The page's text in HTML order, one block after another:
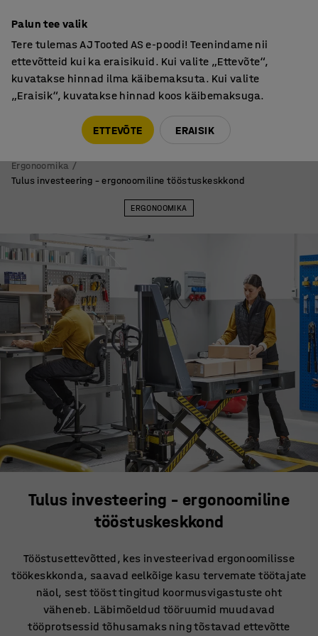
Pärnu mnt 158, Tallinn. Kauba väljastamine Paneeli
6, Tallinn. Vaata lähemalt!
Ergonoomika
Tulus investeering – ergonoomiline tööstuskeskkond
ERGONOOMIKA
Tulus investeering – ergonoomiline
tööstuskeskkond
Tööstusettevõtted, kes investeerivad ergonoomilisse
töökeskkonda, saavad eelkõige kasu tervemate töötajate
näol, sest tööst tingitud koormusvigastuste oht
väheneb. Läbimõeldud tööruumid muudavad
tööprotsessid tõhusamaks ning tõstavad ettevõtte
Palun tee valik
Tere tulemas AJ Tooted AS e-poodi! Teenindame nii
ettevõtteid kui ka eraisikuid. Kui valite „Ettevõte“,
kuvatakse hinnad ilma käibemaksuta. Kui valite
„Eraisik“, kuvatakse hinnad koos käibemaksuga.
ETTEVÕTE ERAISIK